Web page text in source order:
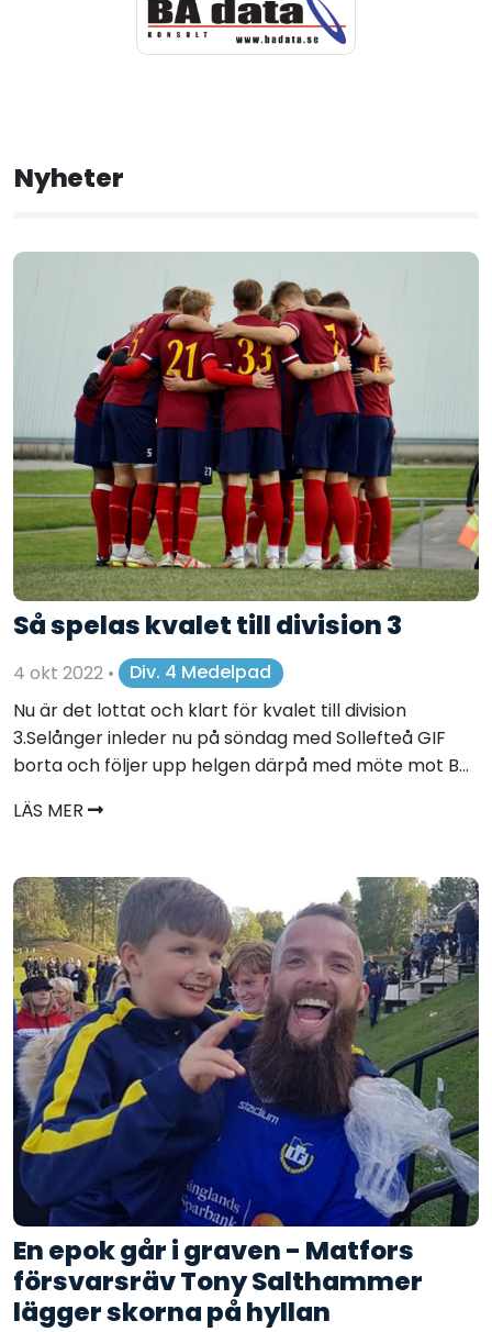
Nyheter
Så spelas kvalet till division 3
4 okt 2022 •
Div. 4 Medelpad
Nu är det lottat och klart för kvalet till division
3.Selånger inleder nu på söndag med Sollefteå GIF
borta och följer upp helgen därpå med möte mot B...
LÄS MER
En epok går i graven - Matfors
försvarsräv Tony Salthammer
lägger skorna på hyllan